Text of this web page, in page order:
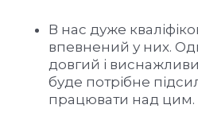
В нас дуже
впевнений у них.
довгий і
буде потрібне
працювати над цим.